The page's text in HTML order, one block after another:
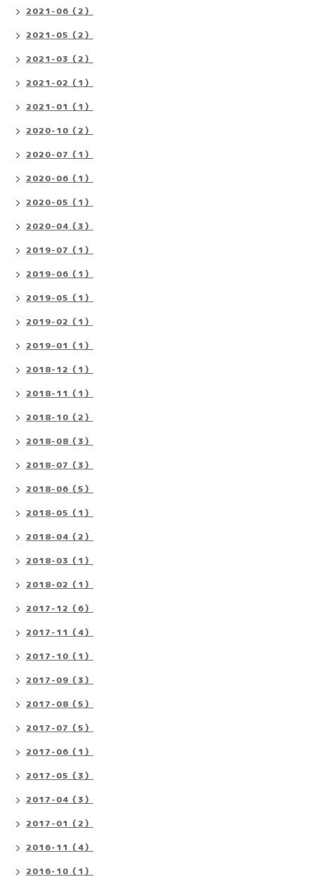
2021-06（2）
2021-05（2）
2021-03（2）
2021-02（1）
2021-01（1）
2020-10（2）
2020-07（1）
2020-06（1）
2020-05（1）
2020-04（3）
2019-07（1）
2019-06（1）
2019-05（1）
2019-02（1）
2019-01（1）
2018-12（1）
2018-11（1）
2018-10（2）
2018-08（3）
2018-07（3）
2018-06（5）
2018-05（1）
2018-04（2）
2018-03（1）
2018-02（1）
2017-12（6）
2017-11（4）
2017-10（1）
2017-09（3）
2017-08（5）
2017-07（5）
2017-06（1）
2017-05（3）
2017-04（3）
2017-01（2）
2016-11（4）
2016-10（1）